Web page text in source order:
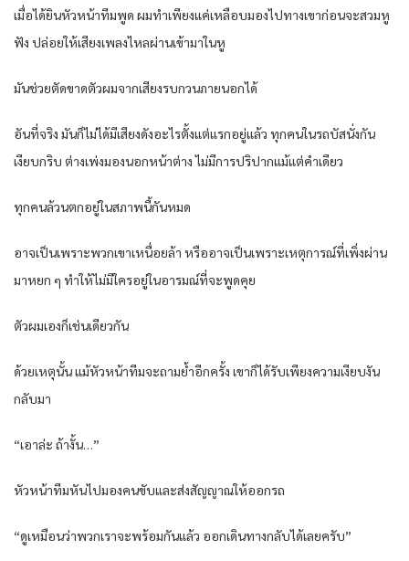
​เมื่อ​ได้ยินหัวหน้าทีมพูด ผมทำ​​เพียง​แค่​เหลือบมอง​ไปทาง​เขาก่อนจะ​สวมหู
ฟัง ปล่อย​ให้​เสียง​เพลง​ไหลผ่าน​เข้ามา​ในหู
มันช่วยตัดขาดตัวผมจาก​เสียงรบกวนภายนอก​ได้
อันที่จริง มันก็​ไม่​ได้มี​เสียงดังอะ​​ไรตั้ง​แต่​แรกอยู่​แล้ว ทุกคน​ในรถบัสนั่งกัน​
เงียบกริบ ต่าง​เพ่งมองนอกหน้าต่าง ​ไม่มีการปริปาก​แม้​แต่คำ​​เดียว
ทุกคนล้วนตกอยู่​ในสภาพนี้กันหมด
อาจ​เป็น​เพราะ​พวก​เขา​เหนื่อยล้า หรืออาจ​เป็น​เพราะ​​เหตุการณ์ที่​เพิ่งผ่าน
มาหยก ๆ​ ทำ​​ให้​ไม่มี​ใครอยู่​ในอารมณ์ที่จะ​พูดคุย
ตัวผม​เองก็​เช่น​เดียวกัน
ด้วย​เหตุนั้น ​แม้หัวหน้าทีมจะ​ถามย้ำ​อีกครั้ง ​เขาก็​ได้รับ​เพียงความ​เงียบงัน
กลับมา
“​เอาล่ะ​ ถ้างั้น…”
หัวหน้าทีมหัน​ไปมองคนขับ​และ​ส่งสัญญาณ​ให้ออกรถ
“ดู​เหมือนว่าพวก​เราจะ​พร้อมกัน​แล้ว ออก​เดินทางกลับ​ได้​เลยครับ”